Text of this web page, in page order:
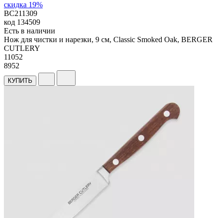
скидка 19%
BC211309
код 134509
Есть в наличии
Нож для чистки и нарезки, 9 см, Classic Smoked Oak, BERGER
CUTLERY
11052
8952
КУПИТЬ